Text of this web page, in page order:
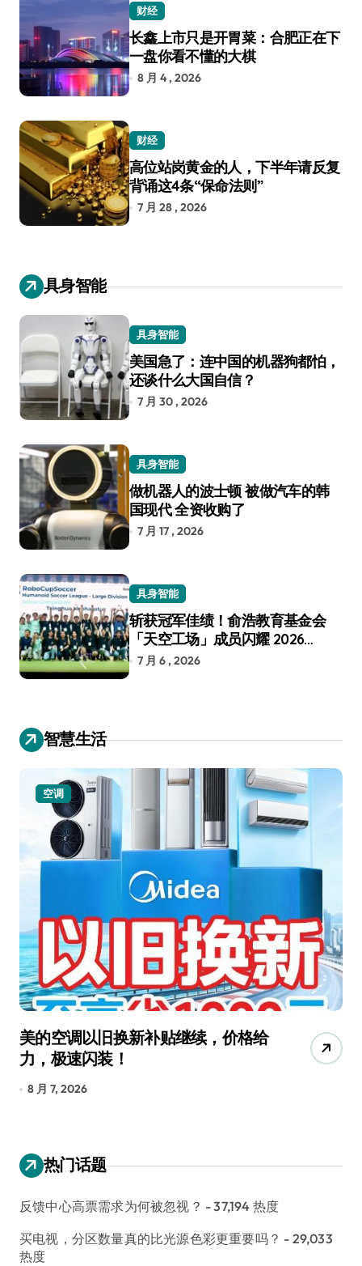
财经
长鑫上市只是开胃菜：合肥正在下
一盘你看不懂的大棋
8 月 4 , 2026
财经
高位站岗黄金的人，下半年请反复
背诵这4条“保命法则”
7 月 28 , 2026
具身智能
具身智能
美国急了：连中国的机器狗都怕，
还谈什么大国自信？
7 月 30 , 2026
具身智能
做机器人的波士顿 被做汽车的韩
国现代 全资收购了
7 月 17 , 2026
具身智能
斩获冠军佳绩！俞浩教育基金会
「天空工场」成员闪耀 2026
RoboCup 机器人世界杯
7 月 6 , 2026
智慧生活
小家电
追觅清洁电器全球累计出货量破
4000万台，技术创新驱动多品类增
长
8 月 6, 2026
热门话题
反馈中心高票需求为何被忽视？ - 37,194 热度
买电视，分区数量真的比光源色彩更重要吗？ - 29,033
热度